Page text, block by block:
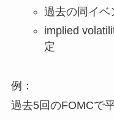
過去の同イベ
implied
定
例：
過去5回のFOMCで